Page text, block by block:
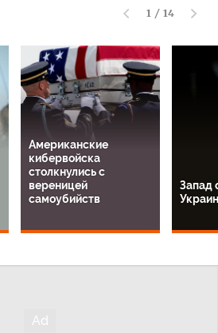
1 / 14
Американские
кибервойска
столкнулись с
вереницей
самоубийств
Запад